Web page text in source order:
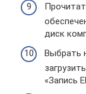
диск
Выбрать
«Запись